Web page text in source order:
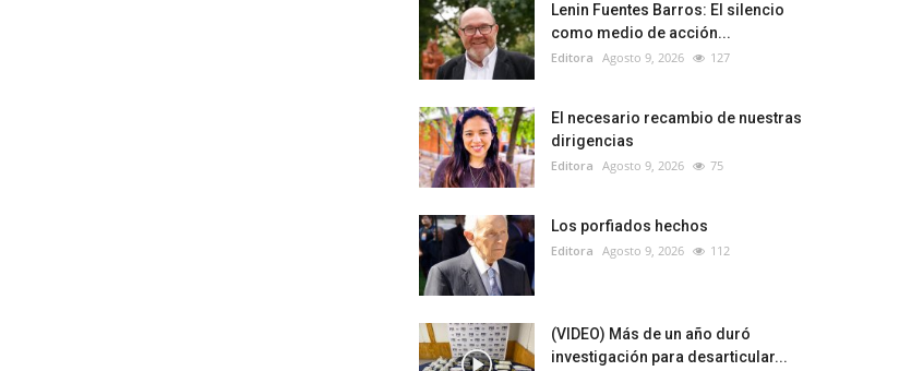
Lenin Fuentes Barros: El silencio
como medio de acción...
Editora Agosto 9, 2026 127
El necesario recambio de nuestras
dirigencias
Editora Agosto 9, 2026 75
Los porfiados hechos
Editora Agosto 9, 2026 112
(VIDEO) Más de un año duró
investigación para desarticular...